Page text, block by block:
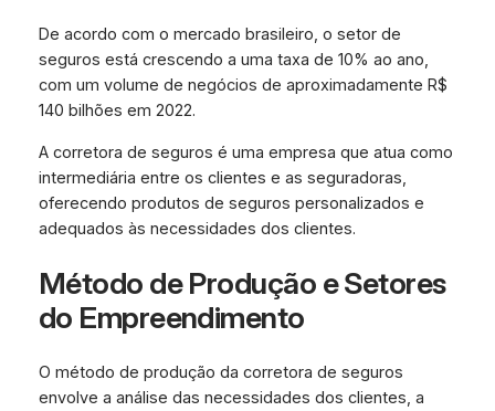
De acordo com o mercado brasileiro, o setor de
seguros está crescendo a uma taxa de 10% ao ano,
com um volume de negócios de aproximadamente R$
140 bilhões em 2022.
A corretora de seguros é uma empresa que atua como
intermediária entre os clientes e as seguradoras,
oferecendo produtos de seguros personalizados e
adequados às necessidades dos clientes.
Método de Produção e Setores
do Empreendimento
O método de produção da corretora de seguros
envolve a análise das necessidades dos clientes, a